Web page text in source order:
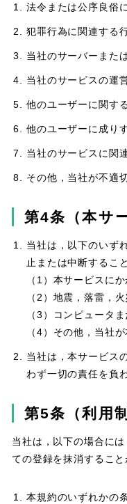
法令または公序良俗
犯罪行為に関連する
当社のサーバーまた
当社のサービスの運
他のユーザーに関す
他のユーザーに成り
当社のサービスに関
その他，当社が不適
第4条（本サ
当社は，以下のいず
止または中断するこ
（1）本サービスに
（2）地震，落雷，
（3）コンピュータ
（4）その他，当社
当社は，本サービス
わず一切の責任を負
第5条（利用
当社は，以下の場合に
ての登録を抹消すること
本規約のいずれかの